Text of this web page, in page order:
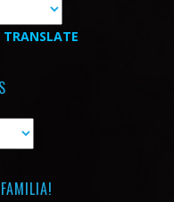
TRANSLATE